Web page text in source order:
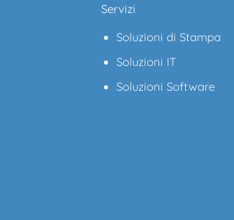
Servizi
Soluzioni di Stampa
Soluzioni IT
Soluzioni Software